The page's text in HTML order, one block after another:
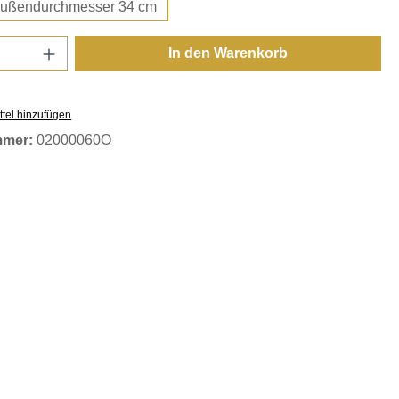
17,5 - Außendurchmesser 34 cm
Anzahl: Gib den gewünschten Wert ein
In den Warenkorb
hinzufügen
02000060O